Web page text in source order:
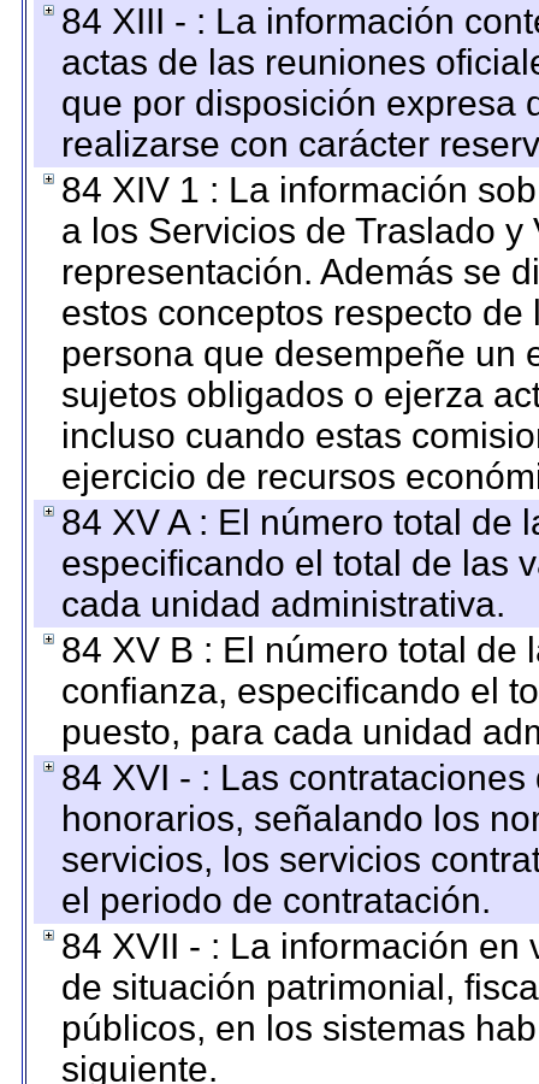
84 XIII - : La información
actas de las reuniones
que por disposición expresa
realizarse con carácter
84 XIV 1 : La información
a los Servicios de Traslado
representación. Además se
estos conceptos respecto
persona que desempeñe un
sujetos obligados o ejerza
incluso cuando estas
ejercicio de recursos
84 XV A : El número total de
especificando el total de las
cada unidad administrativa.
84 XV B : El número total de
confianza, especificando el
puesto, para cada unidad
84 XVI - : Las
honorarios, señalando los
servicios, los servicios
el periodo de contratación.
84 XVII - : La información
de situación patrimonial,
públicos, en los sistemas
siguiente.